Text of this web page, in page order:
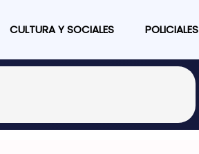
CULTURA Y SOCIALES POLICIALES